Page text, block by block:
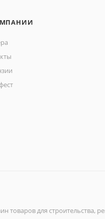
товаров для строительства,